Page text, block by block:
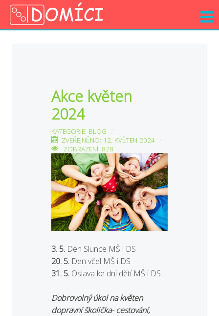
Akce květen
2024
KATEGORIE: BLOG
ZVEŘEJNĚNO: 12. KVĚTEN 2024
ZOBRAZENÍ: 828
3. 5. Den Slunce MŠ i DS
20. 5. Den včel MŠ i DS
31. 5. Oslava ke dni dětí MŠ i DS
Dobrovolný úkol na květen
dopravní školička- cestování,